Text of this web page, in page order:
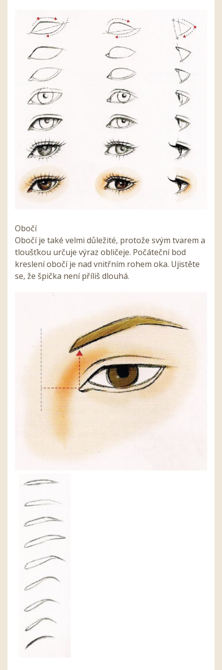
Obočí
Obočí je také velmi důležité, protože svým tvarem a
tloušťkou určuje výraz obličeje. Počáteční bod
kreslení obočí je nad vnitřním rohem oka. Ujistěte
se, že špička není příliš dlouhá.